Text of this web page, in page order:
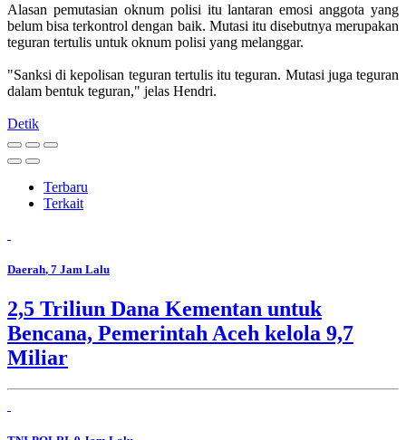
Alasan pemutasian oknum polisi itu lantaran emosi anggota yang
belum bisa terkontrol dengan baik. Mutasi itu disebutnya merupakan
teguran tertulis untuk oknum polisi yang melanggar.
"Sanksi di kepolisan teguran tertulis itu teguran. Mutasi juga teguran
dalam bentuk teguran," jelas Hendri.
Detik
Terbaru
Terkait
Daerah, 7 Jam Lalu
2,5 Triliun Dana Kementan untuk
Bencana, Pemerintah Aceh kelola 9,7
Miliar